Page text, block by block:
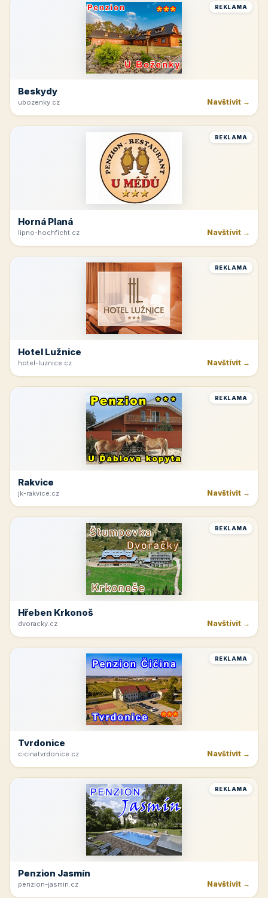
REKLAMA
Beskydy
ubozenky.cz Navštívit →
REKLAMA
Horná Planá
lipno-hochficht.cz Navštívit →
REKLAMA
Hotel Lužnice
hotel-luznice.cz Navštívit →
REKLAMA
Rakvice
jk-rakvice.cz Navštívit →
REKLAMA
Hřeben Krkonoš
dvoracky.cz Navštívit →
REKLAMA
Tvrdonice
cicinatvrdonice.cz Navštívit →
REKLAMA
Penzion Jasmín
penzion-jasmin.cz Navštívit →